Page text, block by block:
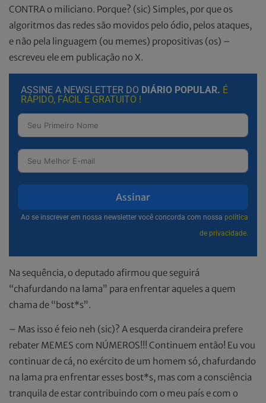
CONTRA o miliciano. Porque? (sic) Simples, por que os
algoritmos das redes são movidos pelo ódio, pelos ataques,
e não pela linguagem (ou memes) propositivas (os) –
escreveu ele em publicação no X.
ASSINE A NEWSLETTER DO DIÁRIO POPULAR. É
RÁPIDO, FÁCIL E GRATUITO !
Assinar
Ao se inscrever em nossa newsletter você concorda com nossa política
de privacidade.
Na sequência, o deputado afirmou que seguirá
“chafurdando na lama” para enfrentar aqueles a quem
chama de “bost*s”.
– Mas isso é feio neh (sic)? A esquerda cirandeira prefere
rebater MEMES com NÚMEROS!!! Continuem então! Eu vou
continuar de cá, no exército de um homem só, chafurdando
na lama pra enfrentar esses bost*s, mas com a consciência
tranquila de estar contribuindo com o meu país e com o